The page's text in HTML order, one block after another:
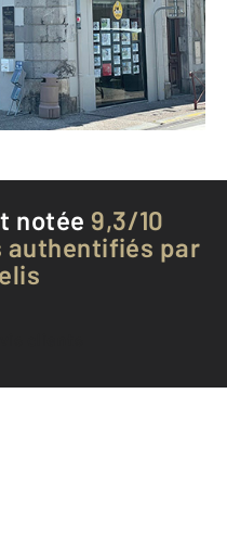
message
à l'agence
notée 9,3/10
authentifiés par
clients